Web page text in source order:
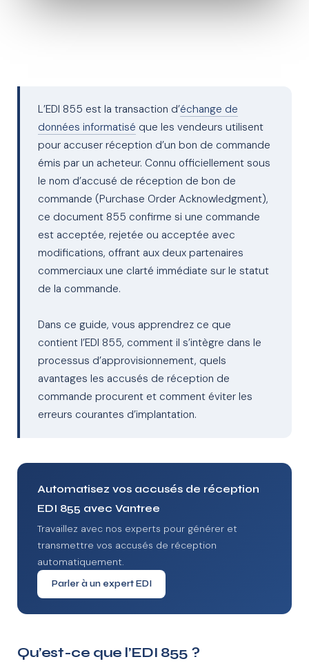
L’EDI 855 est la transaction d’échange de
données informatisé que les vendeurs utilisent
pour accuser réception d’un bon de commande
émis par un acheteur. Connu officiellement sous
le nom d’accusé de réception de bon de
commande (Purchase Order Acknowledgment),
ce document 855 confirme si une commande
est acceptée, rejetée ou acceptée avec
modifications, offrant aux deux partenaires
commerciaux une clarté immédiate sur le statut
de la commande.
Dans ce guide, vous apprendrez ce que
contient l’EDI 855, comment il s’intègre dans le
processus d’approvisionnement, quels
avantages les accusés de réception de
commande procurent et comment éviter les
erreurs courantes d’implantation.
Automatisez vos accusés de réception
EDI 855 avec Vantree
Travaillez avec nos experts pour générer et
transmettre vos accusés de réception
automatiquement.
Parler à un expert EDI
Qu’est-ce que l’EDI 855 ?